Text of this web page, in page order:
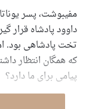
مفیبوشت، پسر
داوود پادشاه قرار
تخت پادشاهى بود.
که همگان انتظار
پیامى براى ما دارد؟